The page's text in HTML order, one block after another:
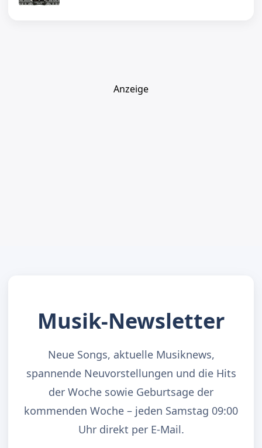
Anzeige
Musik-Newsletter
Neue Songs, aktuelle Musiknews,
spannende Neuvorstellungen und die Hits
der Woche sowie Geburtsage der
kommenden Woche – jeden Samstag 09:00
Uhr direkt per E-Mail.